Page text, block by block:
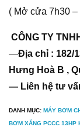
( Mở cửa 7h30
CÔNG TY
—Địa chỉ : 182/
Hưng Hoà B ,
— Liên hệ tư
DANH MỤC: MÁY BƠM
BƠM XĂNG PCCC 13HP